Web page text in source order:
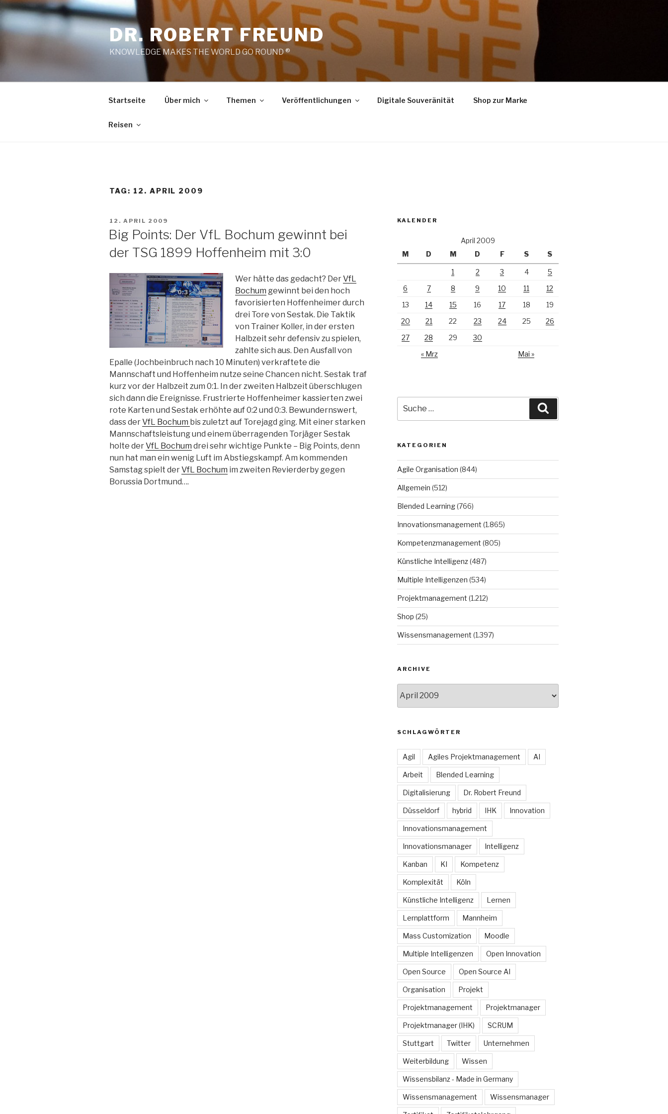
Zum
Inhalt
springen
DR. ROBERT FREUND
KNOWLEDGE MAKES THE WORLD GO ROUND ®
Startseite Über mich Themen Veröffentlichungen Digitale Souveränität Shop zur Marke
Reisen
TAG: 12. APRIL 2009
VERÖFFENTLICHT
12. APRIL 2009
Big Points: Der VfL Bochum gewinnt bei
der TSG 1899 Hoffenheim mit 3:0
Wer hätte das gedacht? DerVfL
Bochum gewinnt bei den hoch
favorisierten Hoffenheimer durch
drei Tore von Sestak. Die Taktik
von Trainer Koller, in der ersten
Halbzeit sehr defensiv zu spielen,
zahlte sich aus. Den Ausfall von
Epalle (Jochbeinbruch nach 10 Minuten) verkraftete die
Mannschaft und Hoffenheim nutze seine Chancen nicht. Sestak traf
kurz vor der Halbzeit zum 0:1. In der zweiten Halbzeit überschlugen
sich dann die Ereignisse. Frustrierte Hoffenheimer kassierten zwei
rote Karten und Sestak erhöhte auf 0:2 und 0:3. Bewundernswert,
dass derVfL Bochum bis zuletzt auf Torejagd ging. Mit einer starken
Mannschaftsleistung und einem überragenden Torjäger Sestak
holte derVfL Bochum drei sehr wichtige Punkte – Big Points, denn
nun hat man ein wenig Luft im Abstiegskampf. Am kommenden
Samstag spielt derVfL Bochum im zweiten Revierderby gegen
Borussia Dortmund….
KALENDER
April 2009
M
D M D F S S
1 2 3 4
5
6
7 8 9 10 11
12
13
14 15 16 17 18
19
20
21 22 23 24 25
26
27
28 29
30
« Mrz
Mai »
nach:
KATEGORIEN
Agile Organisation (844)
Allgemein (512)
Blended Learning(766)
Innovationsmanagement (1.865)
Kompetenzmanagement (805)
Künstliche Intelligenz(487)
Multiple Intelligenzen (534)
Projektmanagement (1.212)
Shop (25)
Wissensmanagement (1.397)
ARCHIVE
SCHLAGWÖRTER
Agil Agiles Projektmanagement AI
Arbeit Blended Learning
Digitalisierung Dr. Robert Freund
Düsseldorf hybrid IHK Innovation
Innovationsmanagement
Innovationsmanager Intelligenz
Kanban KI Kompetenz
Komplexität Köln
Künstliche Intelligenz Lernen
Lernplattform Mannheim
Mass Customization Moodle
Multiple Intelligenzen Open Innovation
Open Source Open Source AI
Organisation Projekt
Projektmanagement Projektmanager
Projektmanager (IHK) SCRUM
Stuttgart Twitter Unternehmen
Weiterbildung Wissen
Wissensbilanz - Made in Germany
Wissensmanagement Wissensmanager